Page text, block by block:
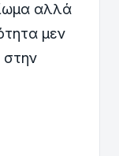
αλλά
μεν
στην